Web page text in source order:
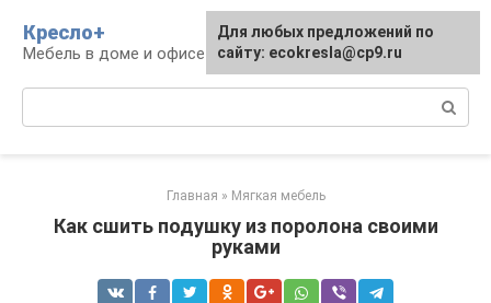
контенту
Кресло+
Мебель в доме и офисе
Главная » Мягкая мебель
Как сшить подушку из поролона своими
руками
Для любых предложений по
сайту: ecokresla@cp9.ru